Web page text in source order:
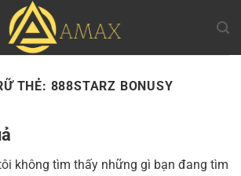
THẺ: 888STARZ BONUSY
không tìm thấy những gì bạn đang tìm